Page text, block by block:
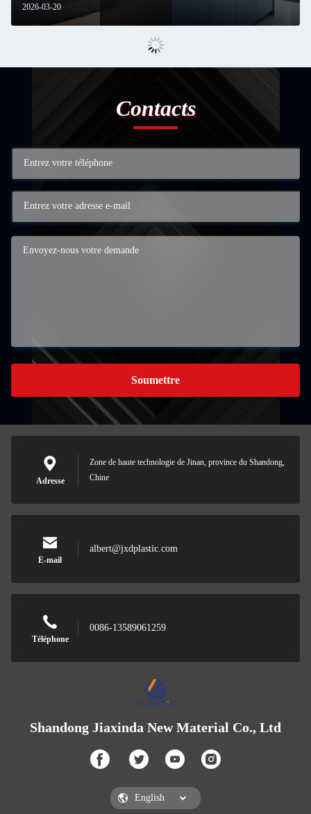
2026-03-20
Contacts
Soumettre
Adresse
Zone de haute technologie de Jinan, province du Shandong,
Chine
E-mail
albert@jxdplastic.com
Téléphone
0086-13589061259
Shandong Jiaxinda New Material Co., Ltd